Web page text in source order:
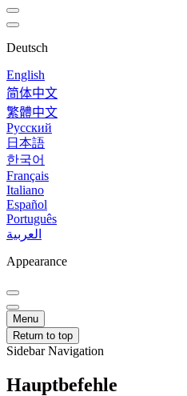
Deutsch
English
简体中文
繁體中文
Русский
日本語
한국어
Français
Italiano
Español
Português
العربية
Appearance
Menu
Return to top
Sidebar Navigation
Hauptbefehle